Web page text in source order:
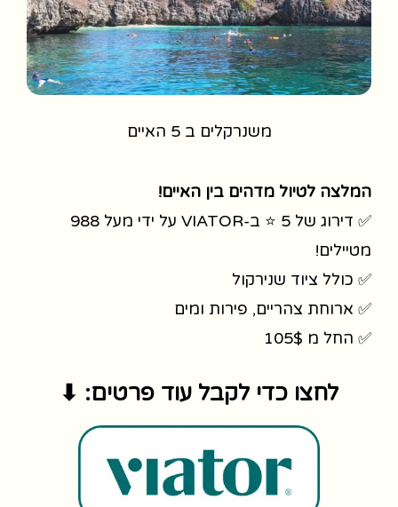
משנרקלים ב 5 האיים
המלצה לטיול מדהים בין האיים!
✅ דירוג של 5 ⭐ ב-VIATOR על ידי מעל 988
מטיילים!
✅ כולל ציוד שנירקול
✅ ארוחת צהריים, פירות ומים
✅ החל מ 105$
לחצו כדי לקבל עוד פרטים: ⬇